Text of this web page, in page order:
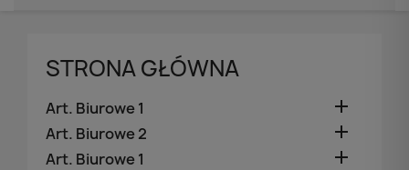
STRONA GŁÓWNA
Art. Biurowe 1 
Art. Biurowe 2 
Art. Biurowe 1 